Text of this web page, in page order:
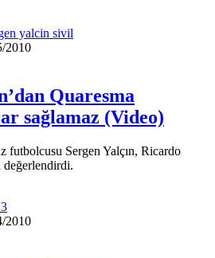
2010
Quaresma
sağlamaz (Video)
futbolcusu Sergen Yalçın, Ricardo
değerlendirdi.
2010